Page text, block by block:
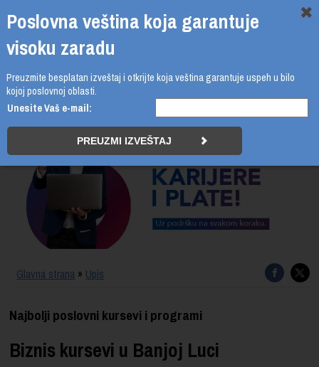
Poslovna veština koja garantuje
visoku zaradu
Preuzmite besplatan izveštaj i otkrijte koja veština garantuje uspeh u bilo
kojoj poslovnoj oblasti.
Unesite Vaš e-mail:
011 4011 210
PROGRAMI
UPIS
ŠTA DOBIJATE
UČENJE NA DALJINU
SERTIFIKACIJA
Glavna strana » Upis
Najbolji poslovni kursevi i programi
Biznis kursevi u Banjoj Luci